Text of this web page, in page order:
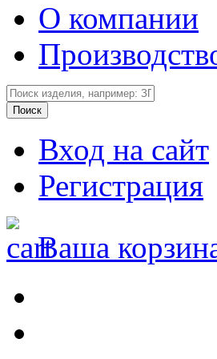
О компании
Вход на сайт
Регистрация
Ваша